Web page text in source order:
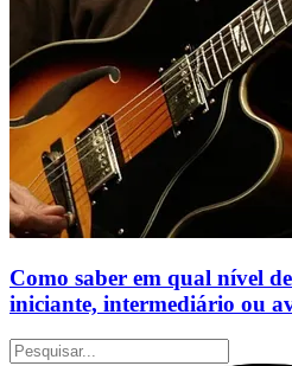
Como saber em qual nível
iniciante, intermediário ou